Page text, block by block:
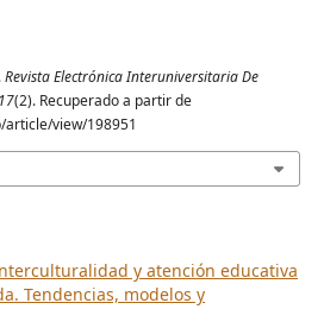
Revista Electrónica Interuniversitaria De
17(2). Recuperado a partir de
view/198951
y atención educativa
Tendencias, modelos y